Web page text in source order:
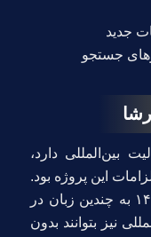
جدید
جستجو
بین‌المللی دارد،
این پروژه بود.
سایت در زمان بهره‌برداری در تیر ۱۴۰۳ به چندین زبان در
نیز بتوانند بدون